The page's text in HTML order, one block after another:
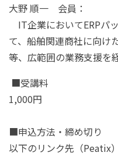
大野 順一 会員：
IT企業においてERPパ
て、船舶関連商社に向け
等、広範囲の業務支援を
■受講料
1,000円
■申込方法・締め切り
以下のリンク先（Peatix